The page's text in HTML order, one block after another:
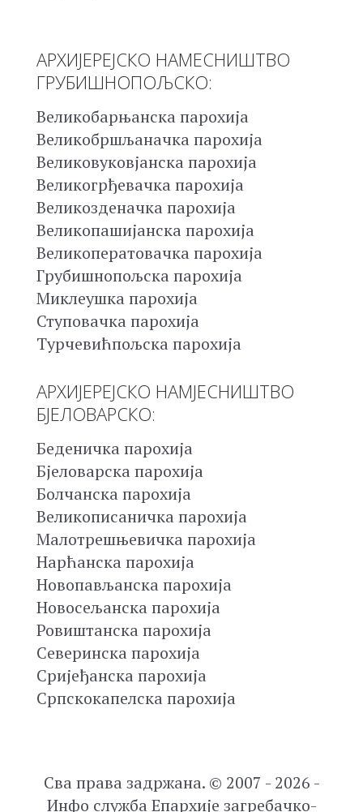
АРХИЈЕРЕЈСКО НАМЕСНИШТВО
ГРУБИШНОПОЉСКО:
Великобарњанска парохија
Великобршљаначка парохија
Великовуковјанска парохија
Великогрђевачка парохија
Великозденачка парохија
Великопашијанска парохија
Великоператовачка парохија
Грубишнопољска парохија
Миклеушка парохија
Ступовачка парохија
Турчевићпољска парохија
АРХИЈЕРЕЈСКО НАМЈЕСНИШТВО
БЈЕЛОВАРСКО:
Беденичка парохија
Бјеловарска парохија
Болчанска парохија
Великописаничка парохија
Малотрешњевичка парохија
Нарћанска парохија
Новопављанска парохија
Новосељанска парохија
Ровиштанска парохија
Северинска парохија
Сријеђанска парохија
Српскокапелска парохија
Сва права задржана. © 2007 - 2026 -
Инфо служба Епархије загребачко-